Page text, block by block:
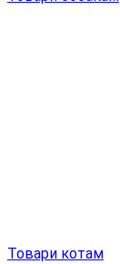
Товари котам